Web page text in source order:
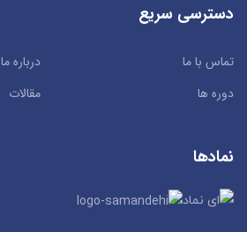
دسترسی سریع
تماس با ما
درباره ما
دوره ها
مقالات
نمادها